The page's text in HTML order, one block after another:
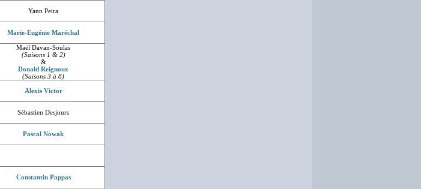
Yann Peira
Marie-Eugénie Maréchal
Maël Davan-Soulas
(Saisons 1 & 2)
&
Donald Reignoux
(Saisons 3 à 8)
Alexis Victor
Sébastien Desjours
Pascal Nowak
Constantin Pappas